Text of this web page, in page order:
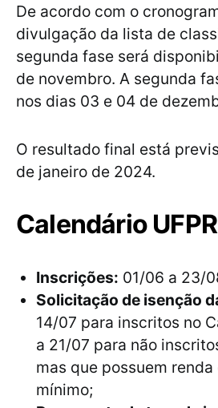
De acordo com o
divulgação da lista de
segunda fase será
de novembro. A segunda
nos dias 03 e 04 de
O resultado final está
de janeiro de 2024.
Calendário
Inscrições: 01/06 a 23/
Solicitação de isenção
14/07 para inscritos no
a 21/07 para não
mas que possuem
mínimo;